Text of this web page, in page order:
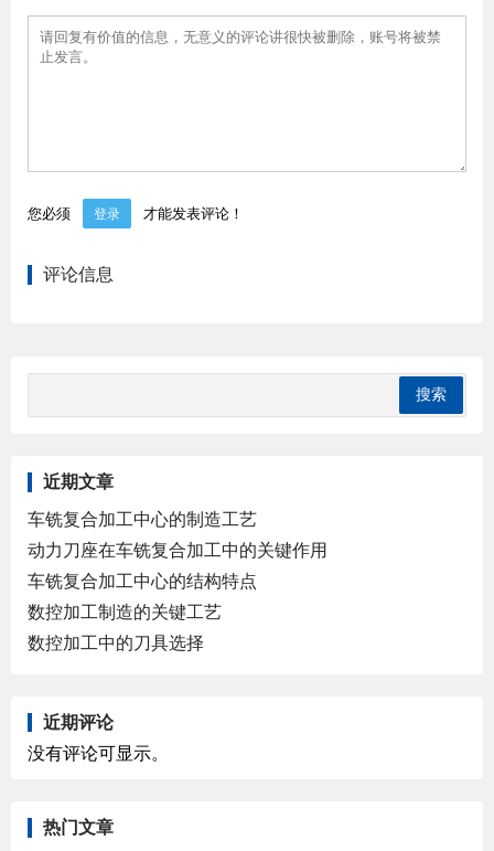
您必须 登录 才能发表评论！
评论信息
近期文章
车铣复合加工中心的制造工艺
动力刀座在车铣复合加工中的关键作用
车铣复合加工中心的结构特点
数控加工制造的关键工艺
数控加工中的刀具选择
近期评论
没有评论可显示。
热门文章